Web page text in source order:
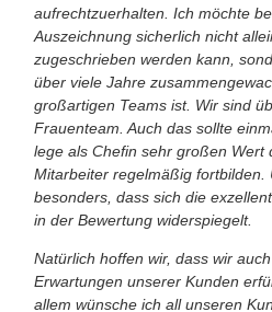
aufrechtzuerhalten. Ich möchte
Auszeichnung sicherlich nicht
zugeschrieben werden kann,
über viele Jah­re
großartigen Teams ist. Wir sind
Frauenteam. Auch das soll­te
lege als Chefin sehr großen Wert
Mitarbeiter regelmäßig fortbilden.
besonders, dass sich die
in der Bewertung widerspiegelt.
Natürlich hoffen wir, dass wir
Erwartungen unse­rer Kunden
allem wünsche ich all unseren